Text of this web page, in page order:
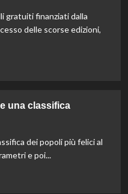
gratuiti finanziati dalla
delle scorse edizioni,
una classifica
dei popoli più felici al
e poi...